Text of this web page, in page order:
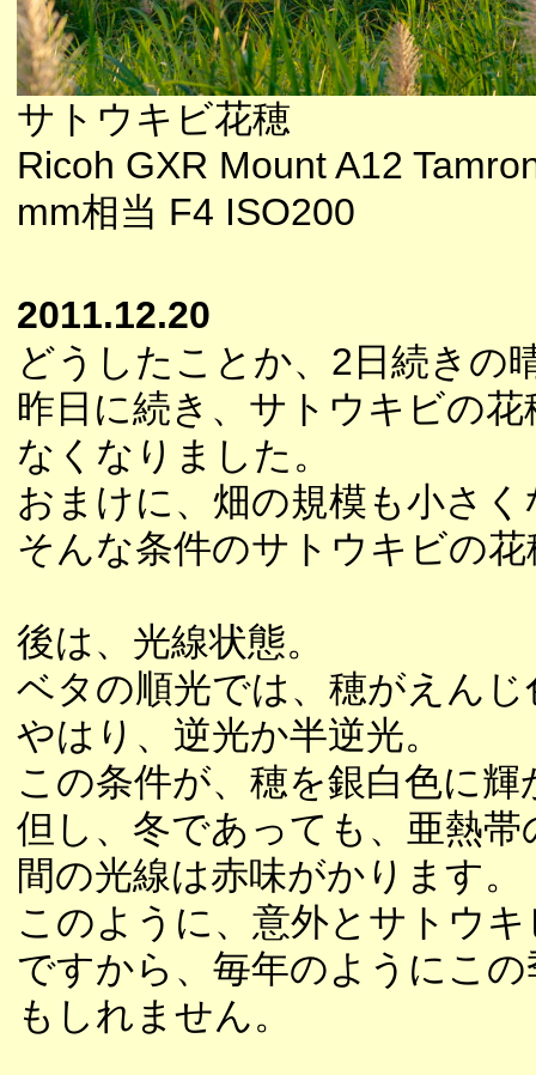
サトウキビ花穂
Ricoh GXR Mount A12
mm相当 F4 ISO200
2011.12.20
どうしたことか、2日続きの
昨日に続き、サトウキビの
なくなりました。
おまけに、畑の規模も小さ
そんな条件のサトウキビの
後は、光線状態。
ベタの順光では、穂がえん
やはり、逆光か半逆光。
この条件が、穂を銀白色に
但し、冬であっても、亜熱
間の光線は赤味がかります。
このように、意外とサトウ
ですから、毎年のようにこ
もしれません。